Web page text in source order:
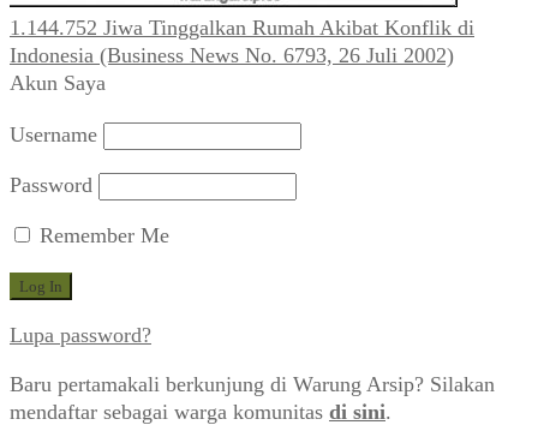
1.144.752 Jiwa Tinggalkan Rumah Akibat Konflik di
Indonesia (Business News No. 6793, 26 Juli 2002)
Akun Saya
Username
Password
Remember Me
Lupa password?
Baru pertamakali berkunjung di Warung Arsip? Silakan
mendaftar sebagai warga komunitas di sini.